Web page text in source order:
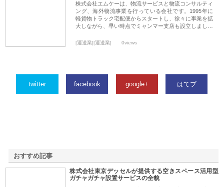
株式会社エムケーは、物流サービスと物流コンサルティ
ング、海外物流事業を行っている会社です。1995年に
軽貨物トラック宅配便からスタートし、徐々に事業を拡
大しながら、早い時点でミャンマー支店も設立しまし…
[運送業][運送業] 0views
twitter facebook google+ はてブ
おすすめ記事
株式会社東京デッセルが提供する空きスペース活用型
ガチャガチャ設置サービスの全貌